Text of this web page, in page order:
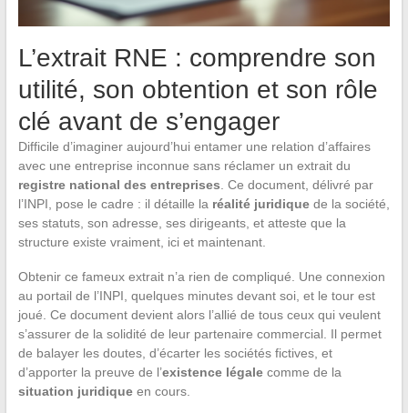
L’extrait RNE : comprendre son
utilité, son obtention et son rôle
clé avant de s’engager
Difficile d’imaginer aujourd’hui entamer une relation d’affaires
avec une entreprise inconnue sans réclamer un extrait du
registre national des entreprises . Ce document, délivré par
l’INPI, pose le cadre : il détaille la réalité juridiquede la société,
ses statuts, son adresse, ses dirigeants, et atteste que la
structure existe vraiment, ici et maintenant.
Obtenir ce fameux extrait n’a rien de compliqué. Une connexion
au portail de l’INPI, quelques minutes devant soi, et le tour est
joué. Ce document devient alors l’allié de tous ceux qui veulent
s’assurer de la solidité de leur partenaire commercial. Il permet
de balayer les doutes, d’écarter les sociétés fictives, et
d’apporter la preuve de l’existence légalecomme de la
situation juridiqueen cours.